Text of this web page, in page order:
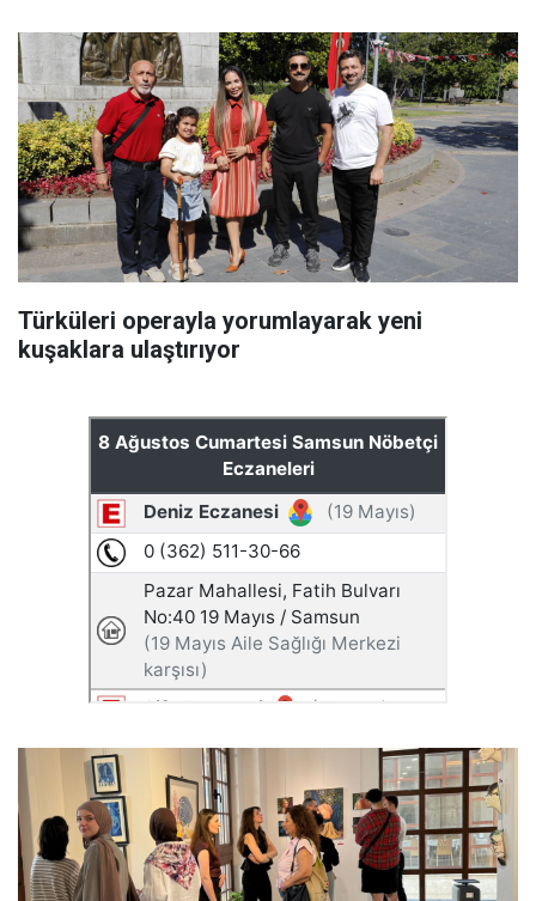
Türküleri operayla yorumlayarak yeni
kuşaklara ulaştırıyor